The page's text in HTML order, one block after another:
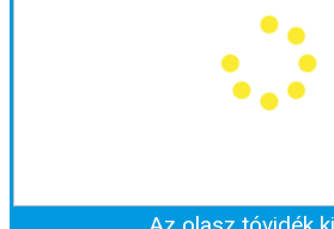
Sorrentói
Utazás módja:
Ellátás:
Reggeli
Szálláskategória: